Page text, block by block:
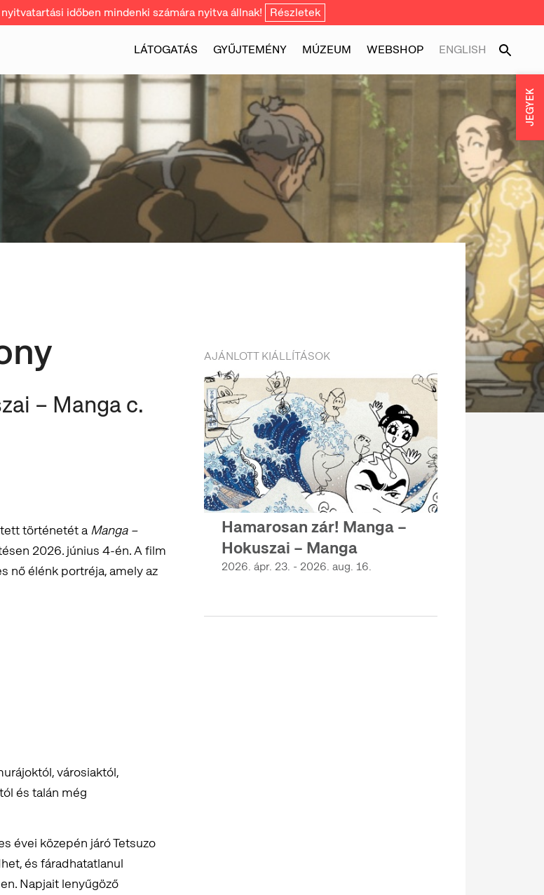
időben mindenki számára nyitva állnak! Részletek
LÁTOGATÁS GYŰJTEMÉNY MÚZEUM WEBSHOP ENGLISH
– Manga c.
történetét aManga –
2026. június 4-én. A film
nő élénk portréja, amely az
városiaktól,
és talán még
évei közepén járó Tetsuzo
és fáradhatatlanul
Napjait lenyűgöző
AJÁNLOTT KIÁLLÍTÁSOK
Hamarosan zár! Manga –
Hokuszai – Manga
2026. ápr. 23. - 2026. aug. 16.
JEGYEK